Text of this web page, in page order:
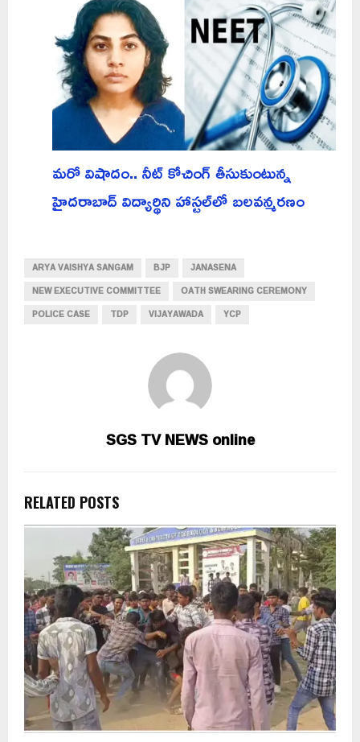
మరో విషాదం.. నీట్ కోచింగ్ తీసుకుంటున్న
హైదరాబాద్ విద్యార్థిని హాస్టల్‌లో బలవన్మరణం
ARYA VAISHYA SANGAM BJP
JANASENA
NEW EXECUTIVE COMMITTEE
OATH SWEARING CEREMONY
POLICE CASE
TDP VIJAYAWADA YCP
SGS TV NEWS online
RELATED POSTS